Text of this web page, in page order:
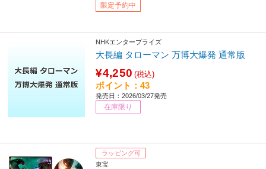
限定予約中
NHKエンタープライズ
大長編 タローマン 万博大爆発 通常版
¥4,250 (税込)
ポイント：43
発売日：2026/03/27発売
在庫限り
ラッピング可
東宝